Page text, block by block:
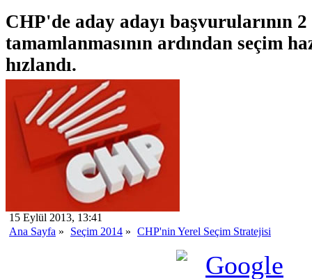
CHP'de aday adayı başvurularının
tamamlanmasının ardından seçim
hızlandı.
15 Eylül 2013, 13:41
Ana Sayfa » Seçim 2014 » CHP'nin Yerel Seçim Stratejisi